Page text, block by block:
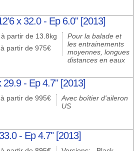
x 32.0 - Ep 6.0" [2013]
à partir de 13.8kg
partir de 975€
Pour la balade et
les entrainements
moyennes, longues
distances en eaux
29.9 - Ep 4.7" [2013]
partir de 995€
Avec boîtier d'aileron
US
- Ep 4.7" [2013]